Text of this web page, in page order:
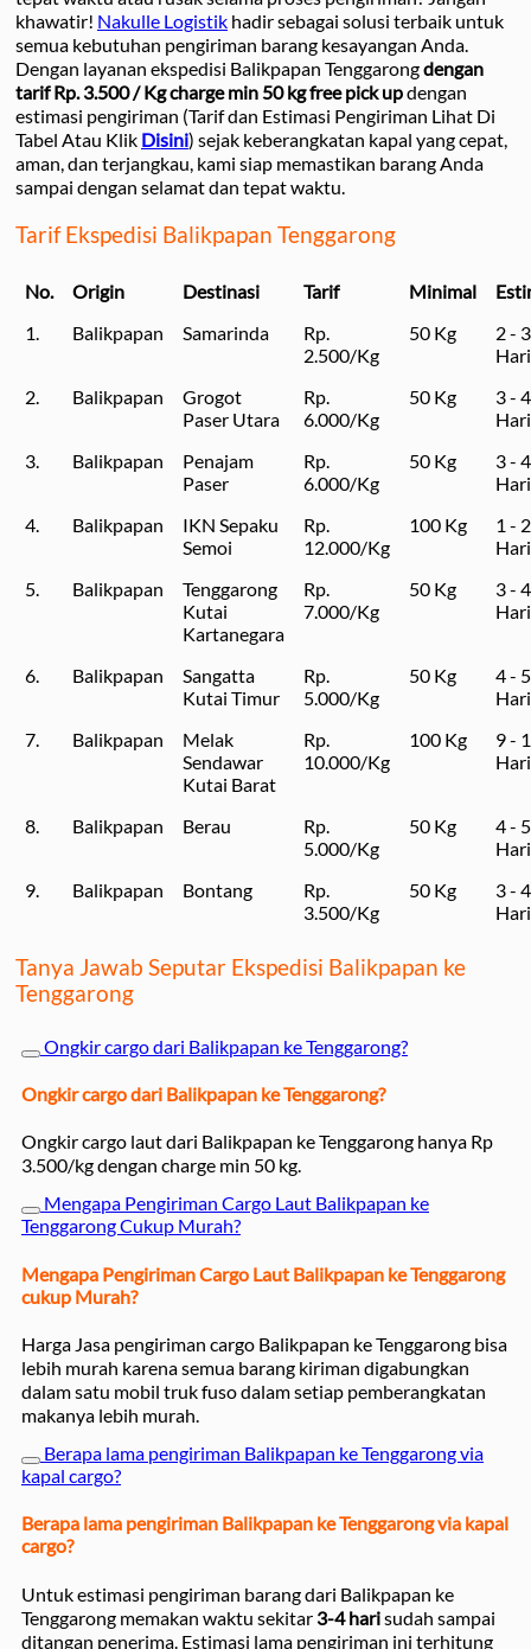
khawatir! Nakulle Logistik hadir sebagai solusi terbaik untuk
semua kebutuhan pengiriman barang kesayangan Anda.
Dengan layanan ekspedisi Balikpapan Tenggarongdengan
tarif Rp. 3.500 / Kg charge min 50 kg free pick updengan
estimasi pengiriman (Tarif dan Estimasi Pengiriman Lihat Di
Tabel Atau Klik Disini) sejak keberangkatan kapal yang cepat,
aman, dan terjangkau, kami siap memastikan barang Anda
sampai dengan selamat dan tepat waktu.
Tarif Ekspedisi Balikpapan Tenggarong
No. Origin Destinasi Tarif Minimal
1.
Balikpapan Samarinda
Rp.
2.500/Kg
50 Kg
2 - 3
Hari
2.
Balikpapan
Grogot
Paser Utara
Rp.
6.000/Kg
50 Kg
3 - 4
Hari
3.
Balikpapan
Penajam
Paser
Rp.
6.000/Kg
50 Kg
3 - 4
Hari
4.
Balikpapan
IKN Sepaku
Semoi
Rp.
12.000/Kg
100 Kg
1 - 2
Hari
5.
Balikpapan
Tenggarong
Kutai
Kartanegara
Rp.
7.000/Kg
50 Kg
3 - 4
Hari
6. Balikpapan
Sangatta
Kutai Timur
Rp.
5.000/Kg
50 Kg
4 - 5
Hari
7.
Balikpapan
Melak
Sendawar
Kutai Barat
Rp.
10.000/Kg
100 Kg
9 -
Hari
8. Balikpapan Berau
Rp.
5.000/Kg
50 Kg
4 - 5
Hari
9.
Balikpapan Bontang
Rp.
3.500/Kg
50 Kg
3 - 4
Hari
Tanya Jawab Seputar Ekspedisi Balikpapan ke
Tenggarong
Ongkir cargo dari Balikpapan ke Tenggarong?
Ongkir cargo dari Balikpapan ke Tenggarong?
Ongkir cargo laut dari Balikpapan ke Tenggarong hanya Rp
3.500/kg dengan charge min 50 kg.
Mengapa Pengiriman Cargo Laut Balikpapan ke
Tenggarong Cukup Murah?
Mengapa Pengiriman Cargo Laut Balikpapan ke Tenggarong
cukup Murah?
Harga Jasa pengiriman cargo Balikpapan ke Tenggarong bisa
lebih murah karena semua barang kiriman digabungkan
dalam satu mobil truk fuso dalam setiap pemberangkatan
makanya lebih murah.
Berapa lama pengiriman Balikpapan ke Tenggarong via
kapal cargo?
Berapa lama pengiriman Balikpapan ke Tenggarong via kapal
cargo?
Untuk estimasi pengiriman barang dari Balikpapan ke
Tenggarong memakan waktu sekitar 3-4 harisudah sampai
ditangan penerima. Estimasi lama pengiriman ini terhitung